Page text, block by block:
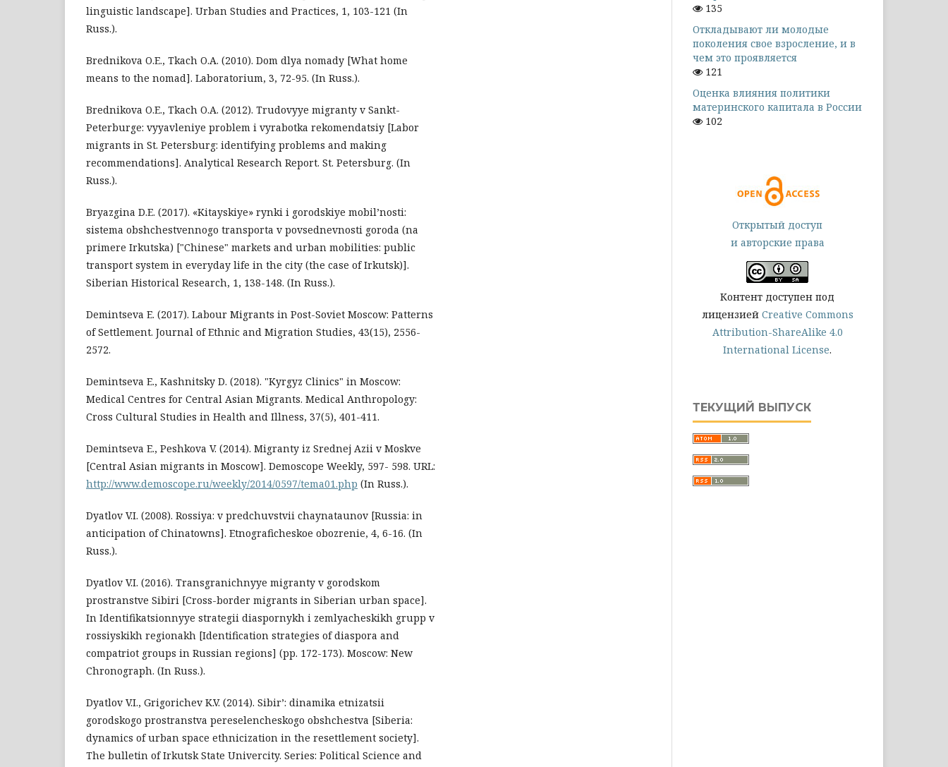
linguistic landscape]. Urban Studies and Practices, 1, 103-121 (In
Russ.).
Brednikova O.E., Tkach O.A. (2010). Dom dlya nomady [What home
means to the nomad]. Laboratorium, 3, 72-95. (In Russ.).
Brednikova O.E., Tkach O.A. (2012). Trudovyye migranty v Sankt-
Peterburge: vyyavleniye problem i vyrabotka rekomendatsiy [Labor
migrants in St. Petersburg: identifying problems and making
recommendations]. Analytical Research Report. St. Petersburg. (In
Russ.).
Bryazgina D.E. (2017). «Kitayskiye» rynki i gorodskiye mobil’nosti:
sistema obshchestvennogo transporta v povsednevnosti goroda (na
primere Irkutska) ["Chinese" markets and urban mobilities: public
transport system in everyday life in the city (the case of Irkutsk)].
Siberian Historical Research, 1, 138-148. (In Russ.).
Demintseva E. (2017). Labour Migrants in Post-Soviet Moscow: Patterns
of Settlement. Journal of Ethnic and Migration Studies, 43(15), 2556-
2572.
Demintseva E., Kashnitsky D. (2018). "Kyrgyz Clinics" in Moscow:
Medical Centres for Central Asian Migrants. Medical Anthropology:
Cross Cultural Studies in Health and Illness, 37(5), 401-411.
Demintseva E., Peshkova V. (2014). Migranty iz Srednej Azii v Moskve
[Central Asian migrants in Moscow]. Demoscope Weekly, 597- 598. URL:
http://www.demoscope.ru/weekly/2014/0597/tema01.php (In Russ.).
Dyatlov V.I. (2008). Rossiya: v predchuvstvii chaynataunov [Russia: in
anticipation of Chinatowns]. Etnograficheskoe obozrenie, 4, 6-16. (In
Russ.).
Dyatlov V.I. (2016). Transgranichnyye migranty v gorodskom
prostranstve Sibiri [Cross-border migrants in Siberian urban space].
In Identifikatsionnyye strategii diaspornykh i zemlyacheskikh grupp v
rossiyskikh regionakh [Identification strategies of diaspora and
compatriot groups in Russian regions] (pp. 172-173). Moscow: New
Chronograph. (In Russ.).
Dyatlov V.I., Grigorichev K.V. (2014). Sibir’: dinamika etnizatsii
gorodskogo prostranstva pereselencheskogo obshchestva [Siberia:
dynamics of urban space ethnicization in the resettlement society].
The bulletin of Irkutsk State Univercity. Series: Political Science and
135
Откладывают ли молодые
поколения свое взросление, и в
чем это проявляется
121
Оценка влияния политики
материнского капитала в России
102
Открытый доступ
и авторские права
Контент доступен под
лицензией Creative Commons
Attribution-ShareAlike 4.0
International License.
ТЕКУЩИЙ ВЫПУСК